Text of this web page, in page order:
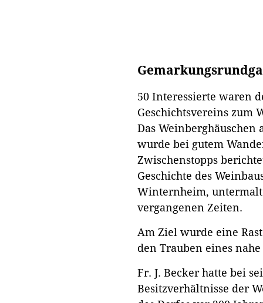
50 Interessierte waren
Geschichtsvereins zum
Das Weinberghäuschen
wurde bei gutem
Zwischenstopps
Geschichte des
Winternheim,
vergangenen Zeiten.
Am Ziel wurde eine
den Trauben eines
Fr. J. Becker hatte bei
Besitzverhältnisse der